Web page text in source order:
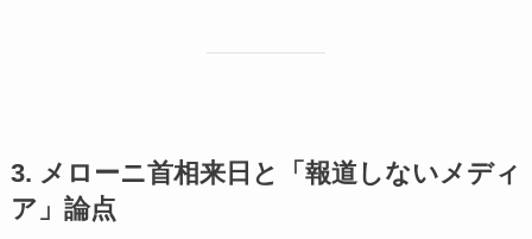
3. メローニ首相来日と「報道しないメディ
ア」論点